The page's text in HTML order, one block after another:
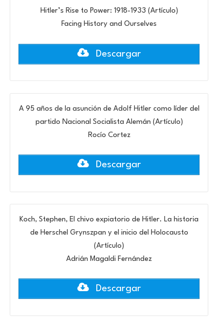
Hitler’s Rise to Power: 1918-1933 (Artículo)
Facing History and Ourselves
Descargar
A 95 años de la asunción de Adolf Hitler como líder del
partido Nacional Socialista Alemán (Artículo)
Rocío Cortez
Descargar
Koch, Stephen, El chivo expiatorio de Hitler. La historia
de Herschel Grynszpan y el inicio del Holocausto
(Artículo)
Adrián Magaldi Fernández
Descargar